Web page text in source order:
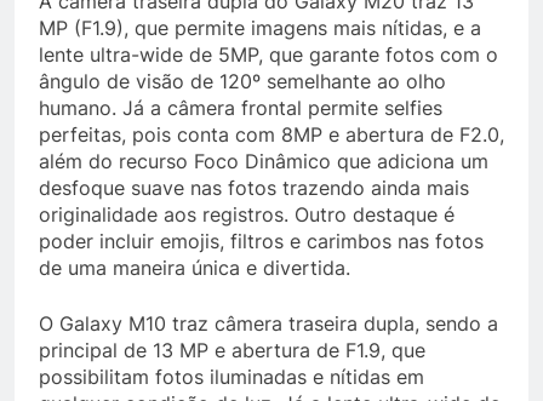
MP (F1.9), que permite imagens mais nítidas, e a
lente ultra-wide de 5MP, que garante fotos com o
ângulo de visão de 120º semelhante ao olho
humano. Já a câmera frontal permite selfies
perfeitas, pois conta com 8MP e abertura de F2.0,
além do recurso Foco Dinâmico que adiciona um
desfoque suave nas fotos trazendo ainda mais
originalidade aos registros. Outro destaque é
poder incluir emojis, filtros e carimbos nas fotos
de uma maneira única e divertida.
O Galaxy M10 traz câmera traseira dupla, sendo a
principal de 13 MP e abertura de F1.9, que
possibilitam fotos iluminadas e nítidas em